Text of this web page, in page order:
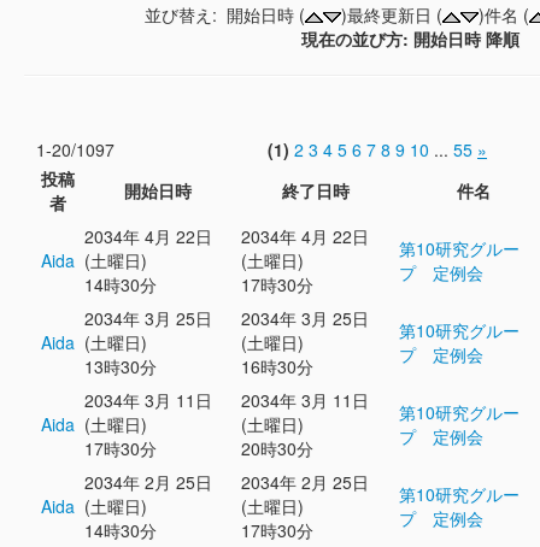
並び替え: 開始日時 ( )最終更新日 (
)件名 (
現在の並び方: 開始日時 降順
1-20/1097 (1) 2 3 4 5 6 7 8 9 10 ... 55 »
投稿
者
開始日時 終了日時 件名
Aida
2034年 4月 22日
(土曜日)
14時30分
2034年 4月 22日
(土曜日)
17時30分
第10研究グルー
プ 定例会
Aida
2034年 3月 25日
(土曜日)
13時30分
2034年 3月 25日
(土曜日)
16時30分
第10研究グルー
プ 定例会
Aida
2034年 3月 11日
(土曜日)
17時30分
2034年 3月 11日
(土曜日)
20時30分
第10研究グルー
プ 定例会
Aida
2034年 2月 25日
(土曜日)
14時30分
2034年 2月 25日
(土曜日)
17時30分
第10研究グルー
プ 定例会